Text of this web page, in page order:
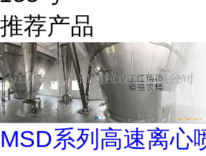
推荐产品
MSD系列高速离心